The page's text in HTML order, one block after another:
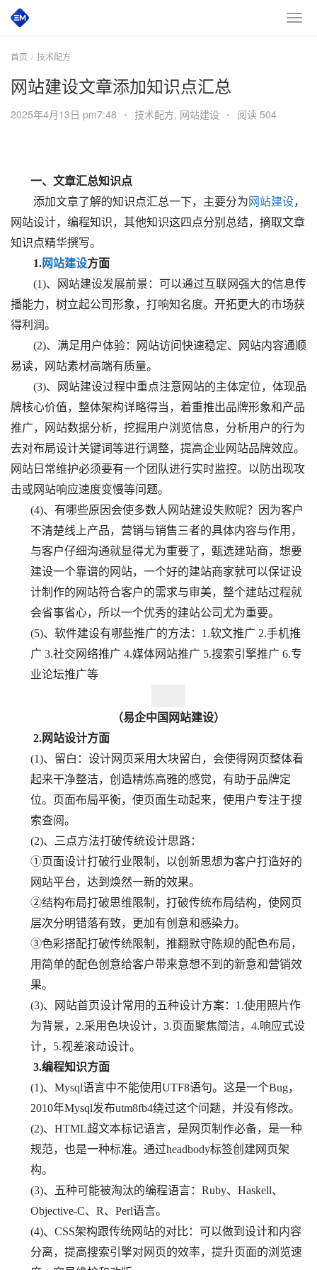
首页 技术配方
网站建设文章添加知识点汇总
2025年4月13日 pm7:48 • 技术配方, 网站建设 • 阅读 504
一、文章汇总知识点
添加文章了解的知识点汇总一下，主要分为 网站建设，
网站设计，编程知识，其他知识这四点分别总结，摘取文章
知识点精华撰写。
1.网站建设方面
(1)、网站建设发展前景：可以通过互联网强大的信息传
播能力，树立起公司形象，打响知名度。开拓更大的市场获
得利润。
(2)、满足用户体验：网站访问快速稳定、网站内容通顺
易读，网站素材高端有质量。
(3)、网站建设过程中重点注意网站的主体定位，体现品
牌核心价值，整体架构详略得当，着重推出品牌形象和产品
推广，网站数据分析，挖掘用户浏览信息，分析用户的行为
去对布局设计关键词等进行调整，提高企业网站品牌效应。
网站日常维护必须要有一个团队进行实时监控。以防出现攻
击或网站响应速度变慢等问题。
(4)、有哪些原因会使多数人网站建设失败呢？因为客户
不清楚线上产品，营销与销售三者的具体内容与作用，
与客户仔细沟通就显得尤为重要了，甄选建站商，想要
建设一个靠谱的网站，一个好的建站商家就可以保证设
计制作的网站符合客户的需求与审美，整个建站过程就
会省事省心，所以一个优秀的建站公司尤为重要。
(5)、软件建设有哪些推广的方法：1.软文推广 2.手机推
广 3.社交网络推广 4.媒体网站推广 5.搜索引擎推广 6.专
业论坛推广等
（易企中国网站建设）
2.网站设计方面
(1)、留白：设计网页采用大块留白，会使得网页整体看
起来干净整洁，创造精炼高雅的感觉，有助于品牌定
位。页面布局平衡，使页面生动起来，使用户专注于搜
索查阅。
(2)、三点方法打破传统设计思路：
①页面设计打破行业限制，以创新思想为客户打造好的
网站平台，达到焕然一新的效果。
②结构布局打破思维限制，打破传统布局结构，使网页
层次分明错落有致，更加有创意和感染力。
③色彩搭配打破传统限制，推翻默守陈规的配色布局，
用简单的配色创意给客户带来意想不到的新意和营销效
果。
(3)、网站首页设计常用的五种设计方案：1.使用照片作
为背景，2.采用色块设计，3.页面聚焦简洁，4.响应式设
计，5.视差滚动设计。
3.编程知识方面
(1)、Mysql语言中不能使用UTF8语句。这是一个Bug，
2010年Mysql发布utm8fb4绕过这个问题，并没有修改。
(2)、HTML超文本标记语言，是网页制作必备，是一种
规范，也是一种标准。通过headbody标签创建网页架
构。
(3)、五种可能被淘汰的编程语言：Ruby、Haskell、
Objective-C、R、Perl语言。
(4)、CSS架构跟传统网站的对比：可以做到设计和内容
分离，提高搜索引擎对网页的效率，提升页面的浏览速